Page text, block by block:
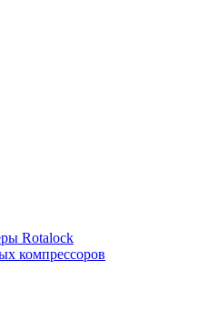
Rotalock
компрессоров